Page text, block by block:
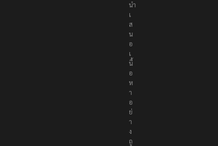
นำ
เ
ส
น
อ
เ
นื้
อ
ห
า
อ
ย่
า
ง
ถู